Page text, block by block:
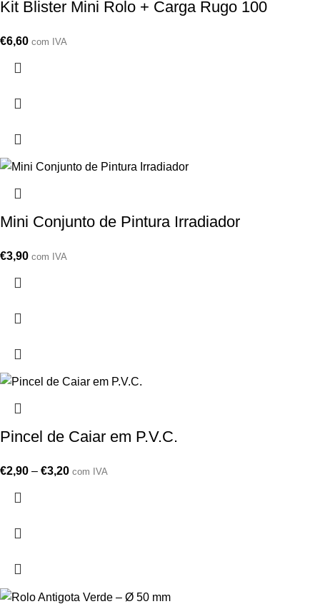
Kit Blister Mini Rolo + Carga Rugo 100
€6,60 com IVA
Mini Conjunto de Pintura Irradiador
€3,90 com IVA
Pincel de Caiar em P.V.C.
€2,90 – €3,20 com IVA